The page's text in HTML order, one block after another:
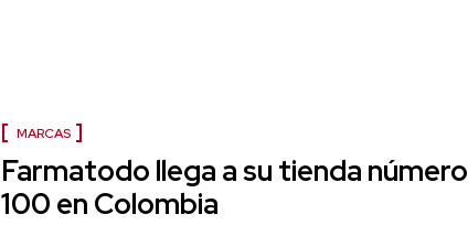
MARCAS
Farmatodo llega a su tienda número
100 en Colombia